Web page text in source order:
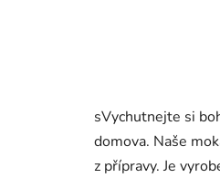
sVychutnejte si
domova. Naše
z přípravy. Je